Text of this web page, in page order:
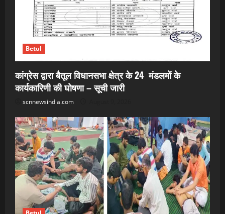
Betul
कांग्रेस द्वारा बैतूल विधानसभा क्षेत्र के 24 मंडलमों के
कार्यकारिणी की घोषणा – सूची जारी
scnnewsindia.com